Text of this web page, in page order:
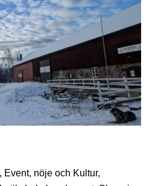
, Event, nöje och Kultur,